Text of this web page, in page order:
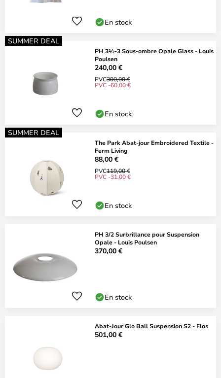
En stock
SUMMER DEAL
PH 3½-3 Sous-ombre Opale Glass - Louis
Poulsen
240,00 €
PVC300,00 €
PVC -60,00 €
En stock
SUMMER DEAL
The Park Abat-jour Embroidered Textile -
Ferm Living
88,00 €
PVC119,00 €
PVC -31,00 €
En stock
PH 3/2 Surbrillance pour Suspension
Opale - Louis Poulsen
370,00 €
En stock
Abat-Jour Glo Ball Suspension S2 - Flos
501,00 €